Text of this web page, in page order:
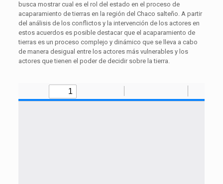
busca mostrar cual es el rol del estado en el proceso de
acaparamiento de tierras en la región del Chaco salteño. A partir
del análisis de los conflictos y la intervención de los actores en
estos acuerdos es posible destacar que el acaparamiento de
tierras es un proceso complejo y dinámico que se lleva a cabo
de manera desigual entre los actores más vulnerables y los
actores que tienen el poder de decidir sobre la tierra.